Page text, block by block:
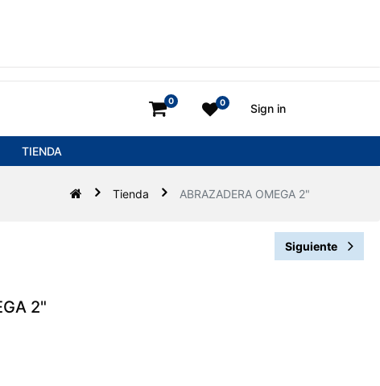
0 0 Sign in
TIENDA
Tienda ABRAZADERA OMEGA 2"
Siguiente
2"